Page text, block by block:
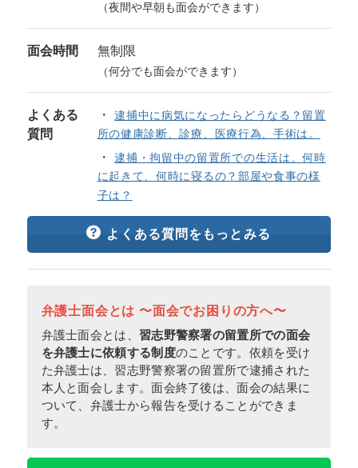
（夜間や早朝も面会ができます）
面会時間 無制限
（何分でも面会ができます）
よくある
質問
逮捕中に病気になったらどうなる？留置
所の健康診断、診療、医療行為、手術は。
逮捕・拘留中の留置所での生活は。何時
に起きて、何時に寝るの？部屋や食事の様
子は？
よくある質問をもっとみる
弁護士面会とは 〜面会でお困りの方へ〜
弁護士面会とは、 習志野警察署の留置所での面会
を弁護士に依頼する制度のことです。依頼を受け
た弁護士は、習志野警察署の留置所で逮捕された
本人と面会します。面会終了後は、面会の結果に
ついて、弁護士から報告を受けることができま
す。